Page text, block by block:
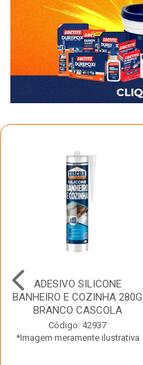
ADESIVO SILICONE
BANHEIRO E COZINHA 280G
BRANCO CASCOLA
Código: 42937
*Imagem meramente ilustrativa